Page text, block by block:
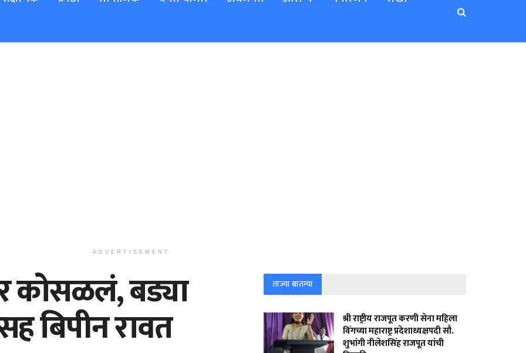
ADVERTISEMENT
कोसळलं, बड्या
बिपीन रावत
ताज्या बातम्या
श्री राष्ट्रीय राजपूत करणी सेना महिला
विंगच्या महाराष्ट्र प्रदेशाध्यक्षपदी सौ.
शुभांगी नीलेशसिंह राजपूत यांची